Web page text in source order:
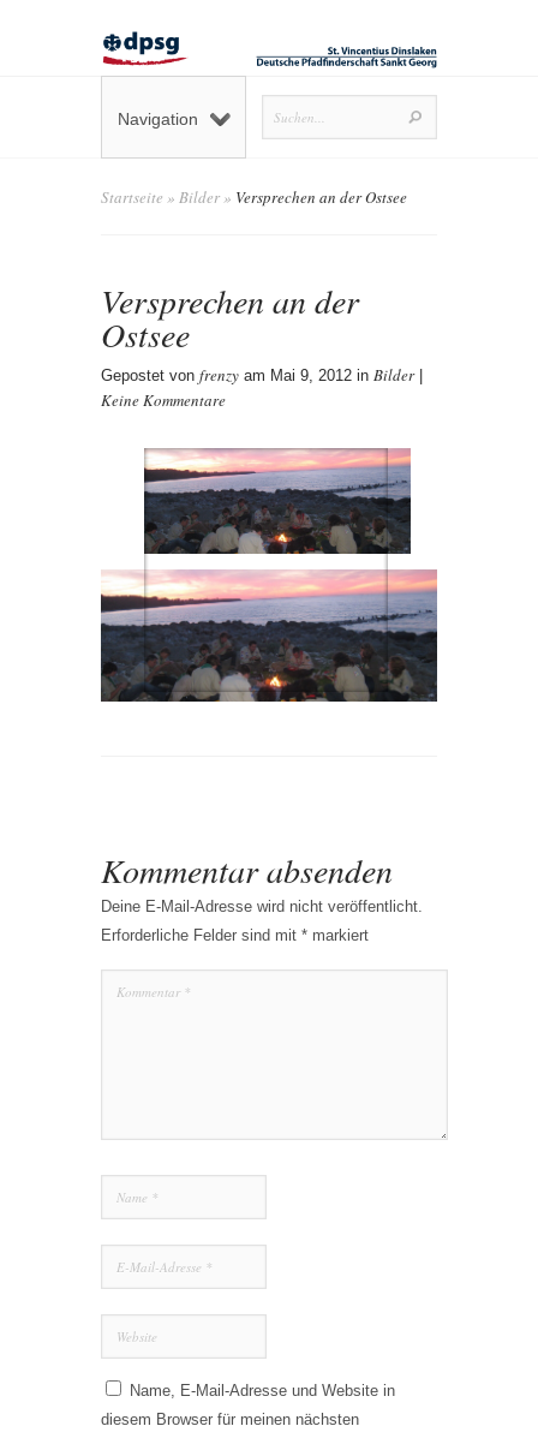
Navigation
Startseite » Bilder» Versprechen an der Ostsee
Versprechen an der
Ostsee
Gepostet von frenzy am Mai 9, 2012 in Bilder|
Keine Kommentare
Kommentar absenden
Deine E-Mail-Adresse wird nicht veröffentlicht.
Erforderliche Felder sind mit * markiert
Name, E-Mail-Adresse und Website in
diesem Browser für meinen nächsten